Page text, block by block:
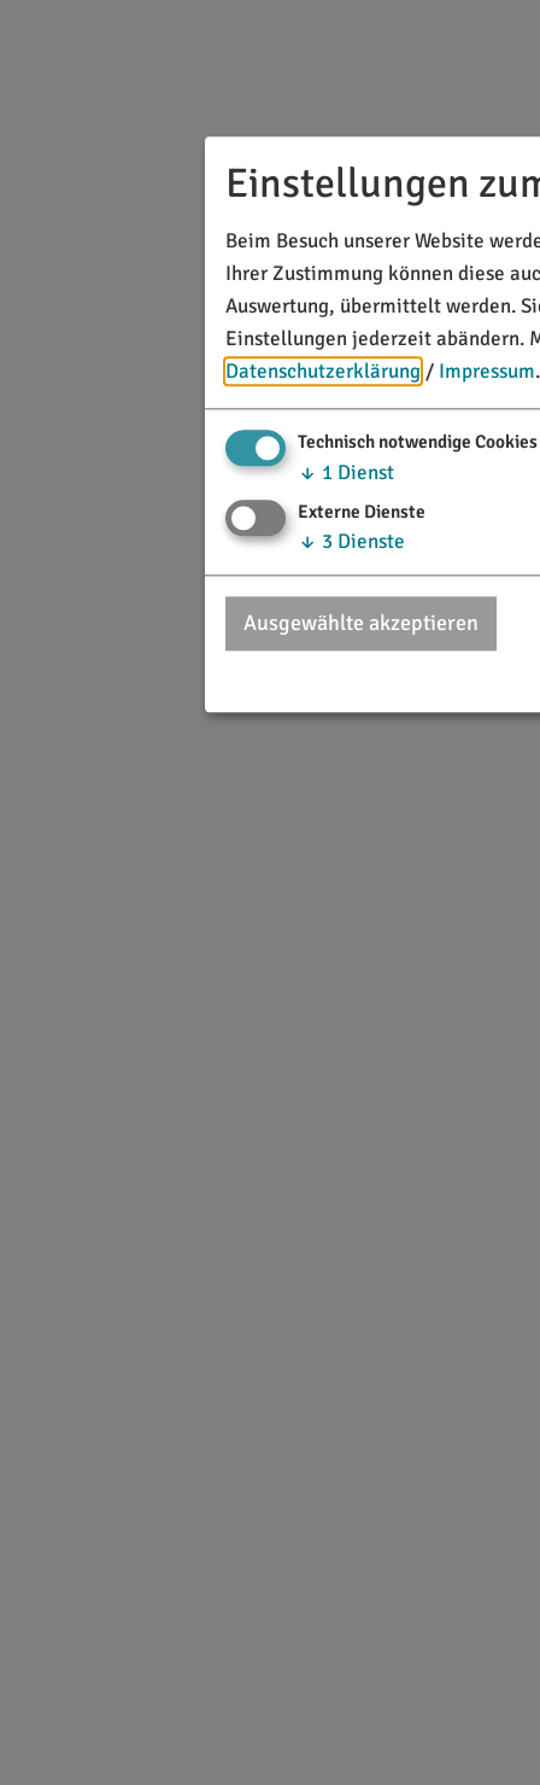
Einstellungen
Beim Besuch unserer Website
Ihrer Zustimmung können diese
Auswertung, übermittelt werden.
Einstellungen jederzeit abändern.
Datenschutzerklärung / Impressum.
Technisch notwendige Cookies
↓ 1 Dienst
Externe Dienste
↓ 3 Dienste
Ausgewählte akzeptieren